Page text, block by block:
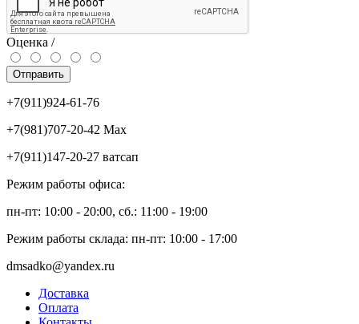
Оценка /
Отправить
+7(911)924-61-76
+7(981)707-20-42 Max
+7(911)147-20-27 ватсап
Режим работы офиса:
пн-пт: 10:00 - 20:00, сб.: 11:00 - 19:00
Режим работы склада: пн-пт: 10:00 - 17:00
dmsadko@yandex.ru
Доставка
Оплата